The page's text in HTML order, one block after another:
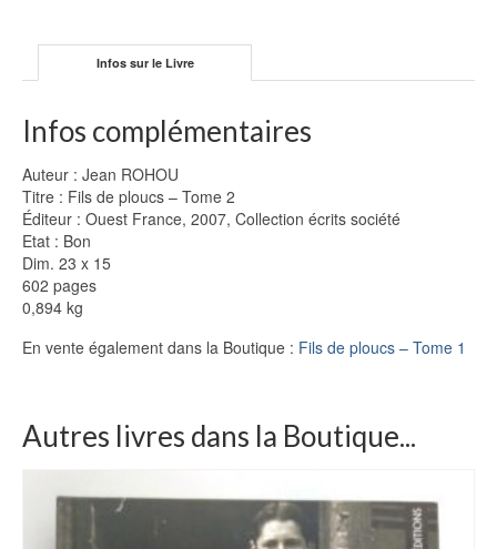
Infos sur le Livre
Infos complémentaires
Auteur : Jean ROHOU
Titre : Fils de ploucs – Tome 2
Éditeur : Ouest France, 2007, Collection écrits société
Etat : Bon
Dim. 23 x 15
602 pages
0,894 kg
En vente également dans la Boutique : Fils de ploucs – Tome 1
Autres livres dans la Boutique...